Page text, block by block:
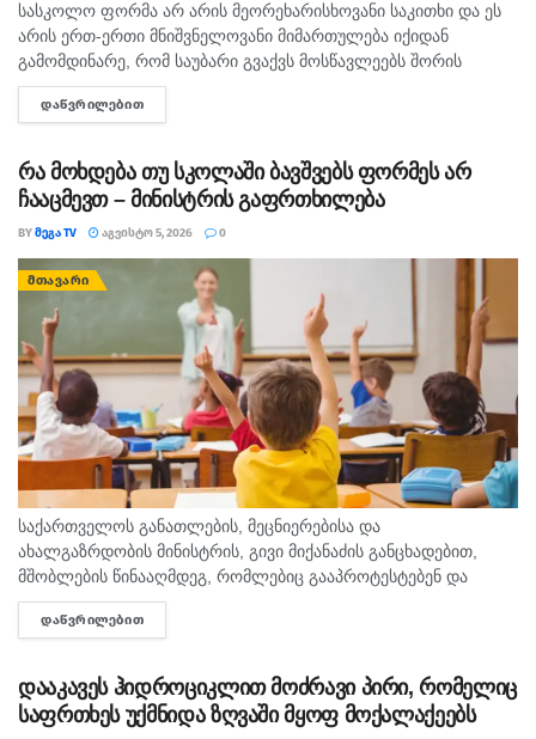
სასკოლო ფორმა არ არის მეორეხარისხოვანი საკითხი და ეს
არის ერთ-ერთი მნიშვნელოვანი მიმართულება იქიდან
გამომდინარე, რომ საუბარი გვაქვს მოსწავლეებს შორის
თანასწორობაზე, უსაფრთხო გარემოს უზრუნველყოფასა და
სწავლის ხარისხის ამაღლების ხელშეწყობაზე, ეს მსოფლიო
ᲓᲐᲬᲕᲠᲘᲚᲔᲑᲘᲗ
რა მოხდება თუ სკოლაში ბავშვებს ფორმეს არ
ჩააცმევთ – მინისტრის გაფრთხილება
BYᲛᲔᲒᲐ TV ᲐᲒᲕᲘᲡᲢᲝ 5, 2026 0
ᲛᲗᲐᲕᲐᲠᲘ
საქართველოს განათლების, მეცნიერებისა და
ახალგაზრდობის მინისტრის, გივი მიქანაძის განცხადებით,
მშობლების წინააღმდეგ, რომლებიც გააპროტესტებენ და
ბავშვებს სასკოლო ფორმას მაინც არ ჩააცმევენ, იქნება
განსაზღვრული, როგორც აღმზრდელობითი, ისე კონკრეტული
ᲓᲐᲬᲕᲠᲘᲚᲔᲑᲘᲗ
დააკავეს ჰიდროციკლით მოძრავი პირი, რომელიც
საფრთხეს უქმნიდა ზღვაში მყოფ მოქალაქეებს